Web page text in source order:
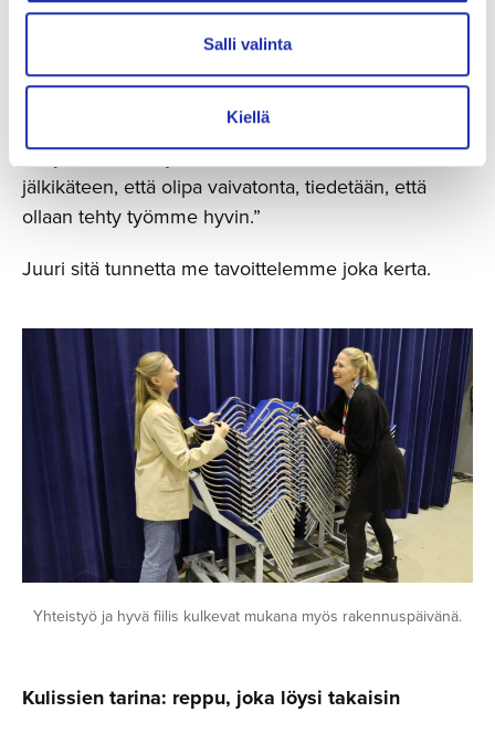
Salli valinta
Kiellä
Kun kaikki toimii, se tuntuu
“Onnistunut tapahtuma on sellainen, jossa
asiakkaalla on helppoa ja vieraat viihtyvät”, Ilona
kiteyttää. Henna jatkaa: “Ja kun asiakas sanoo
jälkikäteen, että olipa vaivatonta, tiedetään, että
ollaan tehty työmme hyvin.”
Juuri sitä tunnetta me tavoittelemme joka kerta.
Yhteistyö ja hyvä fiilis kulkevat mukana myös rakennuspäivänä.
Kulissien tarina: reppu, joka löysi takaisin